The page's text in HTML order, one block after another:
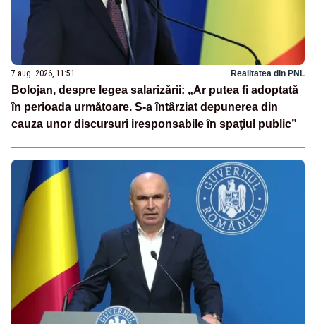
7 aug. 2026, 11:51 Realitatea din PNL
Bolojan, despre legea salarizării: „Ar putea fi adoptată
în perioada următoare. S-a întârziat depunerea din
cauza unor discursuri iresponsabile în spaţiul public”